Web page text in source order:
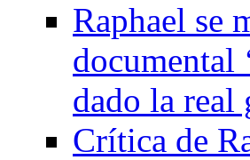
Raphael se
documental
dado la real
Crítica de